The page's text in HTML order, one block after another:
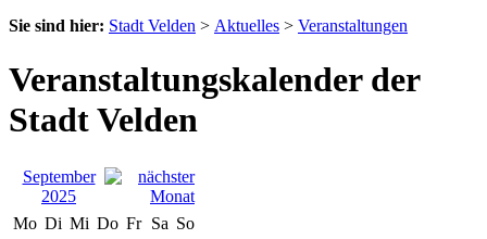
Sie sind hier: Stadt Velden > Aktuelles > Veranstaltungen
Veranstaltungskalender der
Stadt Velden
September
2025
Mo Di Mi Do Fr Sa So